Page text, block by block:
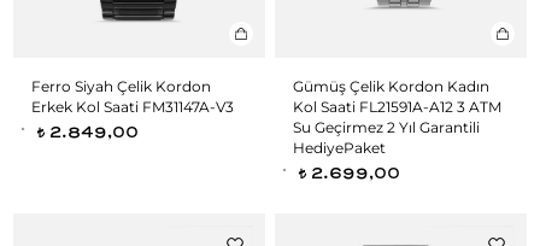
Ferro Siyah Çelik Kordon
Erkek Kol Saati FM31147A-V3
t 2.849,00
Gümüş Çelik Kordon Kadın
Kol Saati FL21591A-A12 3 ATM
Su Geçirmez 2 Yıl Garantili
HediyePaket
t 2.699,00